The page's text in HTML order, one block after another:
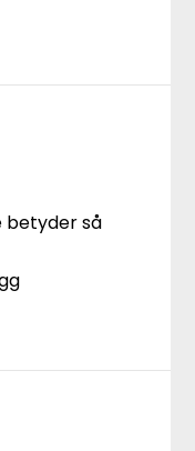
betyder så